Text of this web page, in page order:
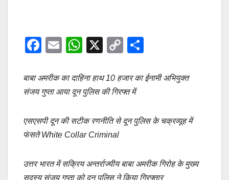
F
c
e
o
o
k
E
ail
W
at
s
p
p
X
C
p
y
n
ar
बाबा अमरीक का दाहिना हाथ 10 हजार का ईनामी अभियुक्त
संजय गुप्ता आया दून पुलिस की गिरफ्त में
एसएसपी दून की सटीक रणनीति से दून पुलिस के चक्रव्यूह में
फंसते White Collar Criminal
उत्तर भारत में सक्रिय अन्तर्राज्यीय बाबा अमरीक गिरोह के मुख्य
सदस्य संजय गुप्ता को दून पुलिस ने किया गिरफ्तार